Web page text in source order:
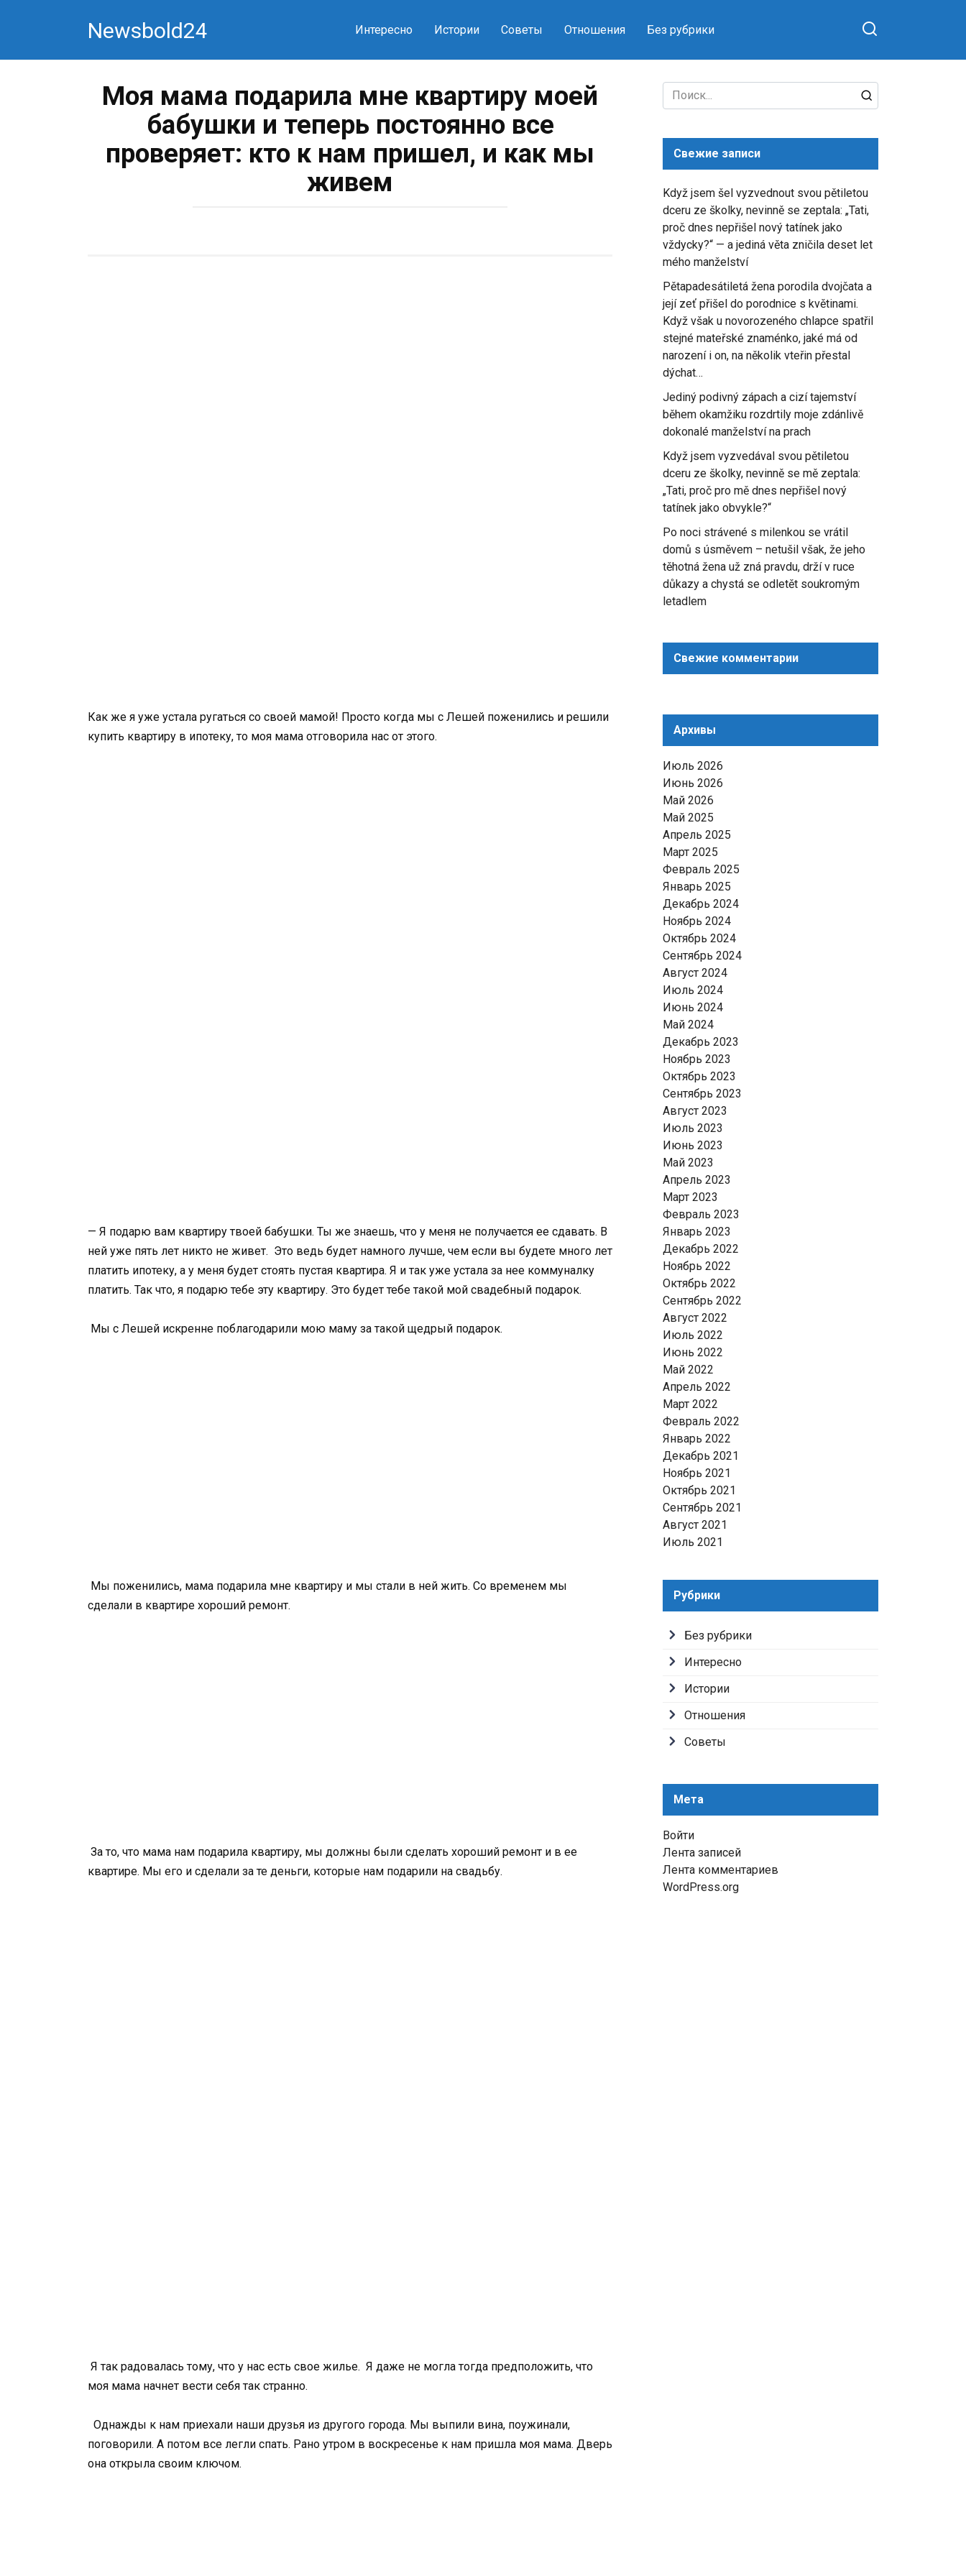
Newsbold24 Интересно Истории Советы Отношения Без рубрики
Моя мама подарила мне квартиру моей
бабушки и теперь постоянно все
проверяет: кто к нам пришел, и как мы
живем
Как же я уже устала ругаться со своей мамой! Просто когда мы с Лешей поженились и решили
купить квартиру в ипотеку, то моя мама отговорила нас от этого.
— Я подарю вам квартиру твоей бабушки. Ты же знаешь, что у меня не получается ее сдавать. В
ней уже пять лет никто не живет. Это ведь будет намного лучше, чем если вы будете много лет
платить ипотеку, а у меня будет стоять пустая квартира. Я и так уже устала за нее коммуналку
платить. Так что, я подарю тебе эту квартиру. Это будет тебе такой мой свадебный подарок.
Мы с Лешей искренне поблагодарили мою маму за такой щедрый подарок.
Мы поженились, мама подарила мне квартиру и мы стали в ней жить. Со временем мы
сделали в квартире хороший ремонт.
За то, что мама нам подарила квартиру, мы должны были сделать хороший ремонт и в ее
квартире. Мы его и сделали за те деньги, которые нам подарили на свадьбу.
Я так радовалась тому, что у нас есть свое жилье. Я даже не могла тогда предположить, что
моя мама начнет вести себя так странно.
Однажды к нам приехали наши друзья из другого города. Мы выпили вина, поужинали,
поговорили. А потом все легли спать. Рано утром в воскресенье к нам пришла моя мама. Дверь
она открыла своим ключом.
Search
for:
Свежие записи
Když jsem šel vyzvednout svou pětiletou
dceru ze školky, nevinně se zeptala: „Tati,
proč dnes nepřišel nový tatínek jako
vždycky?“ — a jediná věta zničila deset let
mého manželství
Pětapadesátiletá žena porodila dvojčata a
její zeť přišel do porodnice s květinami.
Když však u novorozeného chlapce spatřil
stejné mateřské znaménko, jaké má od
narození i on, na několik vteřin přestal
dýchat…
Jediný podivný zápach a cizí tajemství
během okamžiku rozdrtily moje zdánlivě
dokonalé manželství na prach
Když jsem vyzvedával svou pětiletou
dceru ze školky, nevinně se mě zeptala:
„Tati, proč pro mě dnes nepřišel nový
tatínek jako obvykle?“
Po noci strávené s milenkou se vrátil
domů s úsměvem – netušil však, že jeho
těhotná žena už zná pravdu, drží v ruce
důkazy a chystá se odletět soukromým
letadlem
Свежие комментарии
Архивы
Июль 2026
Июнь 2026
Май 2026
Май 2025
Апрель 2025
Март 2025
Февраль 2025
Январь 2025
Декабрь 2024
Ноябрь 2024
Октябрь 2024
Сентябрь 2024
Август 2024
Июль 2024
Июнь 2024
Май 2024
Декабрь 2023
Ноябрь 2023
Октябрь 2023
Сентябрь 2023
Август 2023
Июль 2023
Июнь 2023
Май 2023
Апрель 2023
Март 2023
Февраль 2023
Январь 2023
Декабрь 2022
Ноябрь 2022
Октябрь 2022
Сентябрь 2022
Август 2022
Июль 2022
Июнь 2022
Май 2022
Апрель 2022
Март 2022
Февраль 2022
Январь 2022
Декабрь 2021
Ноябрь 2021
Октябрь 2021
Сентябрь 2021
Август 2021
Июль 2021
Рубрики
Без рубрики
Интересно
Истории
Отношения
Советы
Мета
Войти
Лента записей
Лента комментариев
WordPress.org